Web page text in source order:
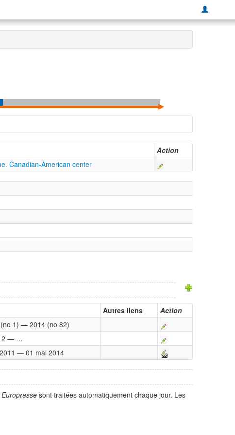
Action
Canadian-American center
Autres liens
Action
1) — 2014 (no 82)
— …
— 01 mai 2014
Europresse sont traitées automatiquement chaque jour. Les